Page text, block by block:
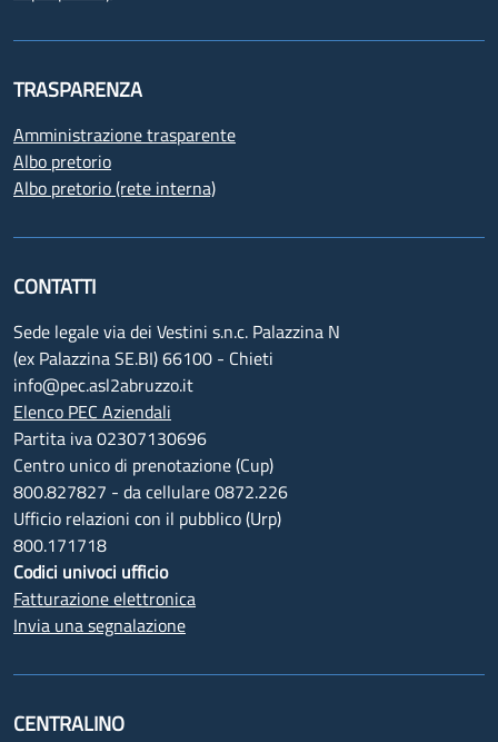
TRASPARENZA
Amministrazione trasparente
Albo pretorio
Albo pretorio (rete interna)
CONTATTI
Sede legale via dei Vestini s.n.c. Palazzina N
(ex Palazzina SE.BI) 66100 - Chieti
info@pec.asl2abruzzo.it
Elenco PEC Aziendali
Partita iva 02307130696
Centro unico di prenotazione (Cup)
800.827827 - da cellulare 0872.226
Ufficio relazioni con il pubblico (Urp)
800.171718
Codici univoci ufficio
Fatturazione elettronica
Invia una segnalazione
CENTRALINO